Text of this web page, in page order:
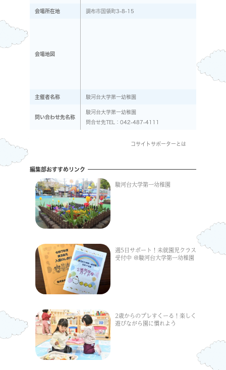
会場所在地 調布市国領町3-8-15
会場地図
主催者名称 駿河台大学第一幼稚園
問い合わせ先名称
駿河台大学第一幼稚園
問合せ先TEL：042-487-4111
コサイトサポーターとは
編集部おすすめリンク
駿河台大学第一幼稚園
週5日サポート！未就園児クラス
受付中 @駿河台大学第一幼稚園
2歳からのプレすくーる！楽しく
遊びながら園に慣れよう